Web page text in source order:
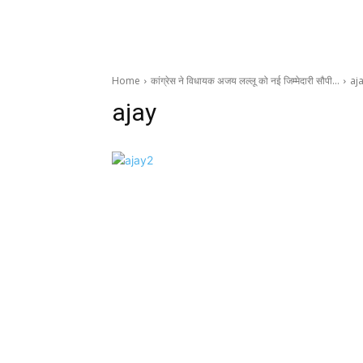
Home कांग्रेस ने विधायक अजय लल्लू को नई जिम्मेदारी सौपी…
ajay